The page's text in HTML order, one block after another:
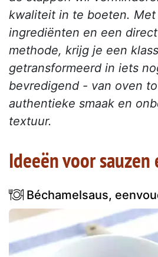
kwaliteit in te boeten.
ingrediënten en een
methode, krijg je een
getransformeerd in iets
bevredigend - van oven
authentieke smaak en
textuur.
Ideeën voor
Béchamelsaus,